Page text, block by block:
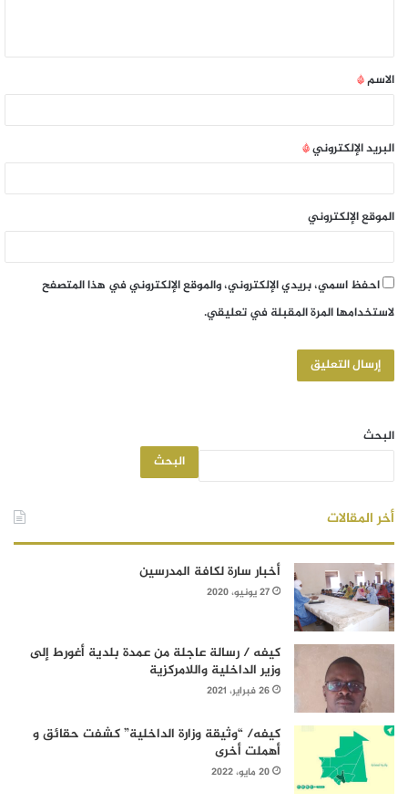
الاسم*
البريد الإلكتروني*
الموقع الإلكتروني
احفظ اسمي، بريدي الإلكتروني، والموقع الإلكتروني في هذا المتصفح
لاستخدامها المرة المقبلة في تعليقي.
البحث
البحث
أخر المقالات
أخبار سارة لكافة المدرسين
27 يونيو، 2020
كيفه / رسالة عاجلة من عمدة بلدية أغورط إلى
وزير الداخلية واللامركزية
26 فبراير، 2021
كيفه/ “وثيقة وزارة الداخلية” كشفت حقائق و
أهملت أخرى
20 مايو، 2022